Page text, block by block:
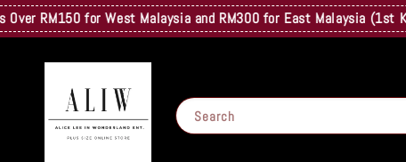
RM150 for West Malaysia and RM300 for East Malaysia (1st Kg
Search